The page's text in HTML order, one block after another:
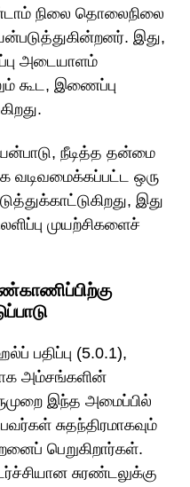
நிலை தொலைநிலை
இது,
அடையாளம்
கூட, இணைப்பு
நீடித்த தன்மை
வடிவமைக்கப்பட்ட ஒரு
இது
முயற்சிகளைச்
பதிப்பு (5.0.1),
அம்சங்களின்
இந்த அமைப்பில்
சுதந்திரமாகவும்
பெறுகிறார்கள்.
சுரண்டலுக்கு